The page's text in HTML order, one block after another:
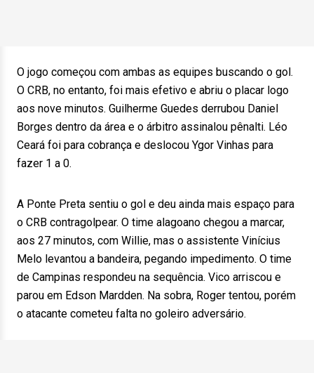
O jogo começou com ambas as equipes buscando o gol.
O CRB, no entanto, foi mais efetivo e abriu o placar logo
aos nove minutos. Guilherme Guedes derrubou Daniel
Borges dentro da área e o árbitro assinalou pênalti. Léo
Ceará foi para cobrança e deslocou Ygor Vinhas para
fazer 1 a 0.
A Ponte Preta sentiu o gol e deu ainda mais espaço para
o CRB contragolpear. O time alagoano chegou a marcar,
aos 27 minutos, com Willie, mas o assistente Vinícius
Melo levantou a bandeira, pegando impedimento. O time
de Campinas respondeu na sequência. Vico arriscou e
parou em Edson Mardden. Na sobra, Roger tentou, porém
o atacante cometeu falta no goleiro adversário.